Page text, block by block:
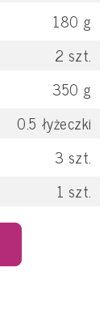
180 g
2 szt.
350 g
0.5 łyżeczki
3 szt.
1 szt.